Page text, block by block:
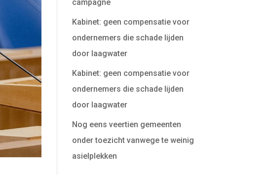
campagne
Kabinet: geen compensatie voor
ondernemers die schade lijden
door laagwater
Kabinet: geen compensatie voor
ondernemers die schade lijden
door laagwater
Nog eens veertien gemeenten
onder toezicht vanwege te weinig
asielplekken